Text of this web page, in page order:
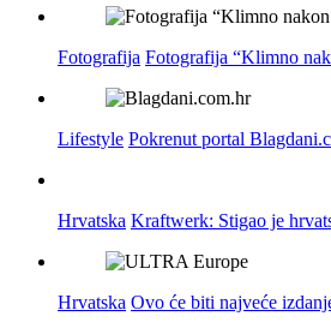
Fotografija Fotografija “Klimno
Lifestyle Pokrenut portal
Hrvatska Kraftwerk: Stigao je
Hrvatska Ovo će biti najveće